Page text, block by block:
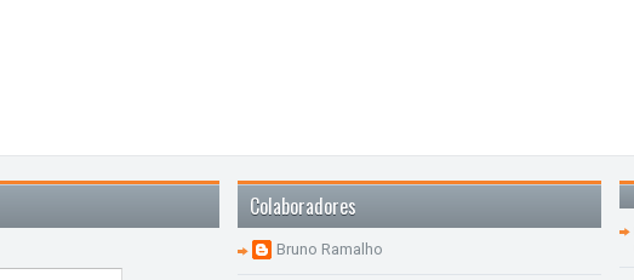
Colaboradores
Bruno Ramalho